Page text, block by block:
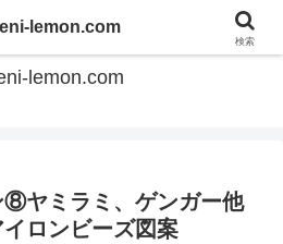
らアイロンビーズ
lemon.com
⑧ヤミラミ、ゲンガー他
ロンビーズ図案
lemon.com
検索